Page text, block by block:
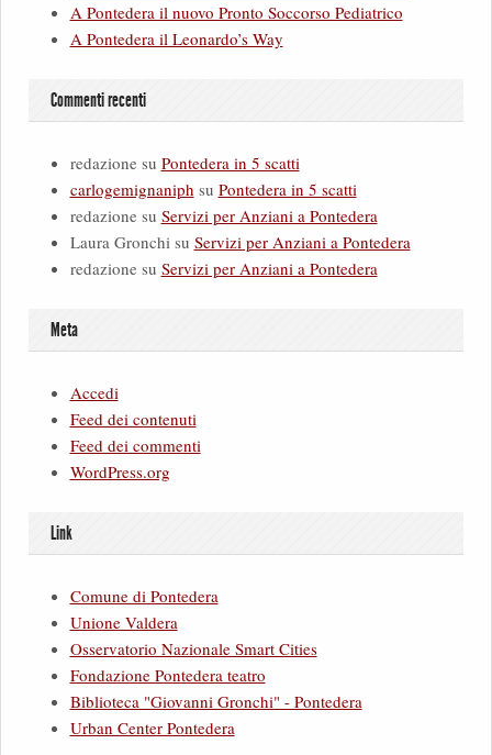
A Pontedera il nuovo Pronto Soccorso Pediatrico
A Pontedera il Leonardo’s Way
Commenti recenti
redazionesu Pontedera in 5 scatti
carlogemignaniph su Pontedera in 5 scatti
redazionesu Servizi per Anziani a Pontedera
Laura Gronchisu Servizi per Anziani a Pontedera
redazionesu Servizi per Anziani a Pontedera
Meta
Accedi
Feed dei contenuti
Feed dei commenti
WordPress.org
Link
Comune di Pontedera
Unione Valdera
Osservatorio Nazionale Smart Cities
Fondazione Pontedera teatro
Biblioteca "Giovanni Gronchi" - Pontedera
Urban Center Pontedera